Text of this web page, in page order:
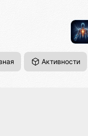
Активности